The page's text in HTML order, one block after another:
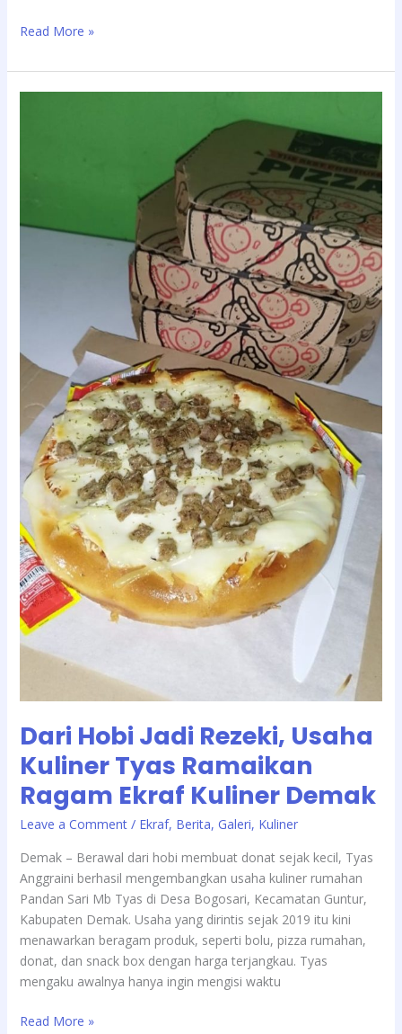
Read More »
Dari Hobi Jadi Rezeki, Usaha
Kuliner Tyas Ramaikan
Ragam Ekraf Kuliner Demak
Leave a Comment / Ekraf, Berita, Galeri, Kuliner
Demak – Berawal dari hobi membuat donat sejak kecil, Tyas
Anggraini berhasil mengembangkan usaha kuliner rumahan
Pandan Sari Mb Tyas di Desa Bogosari, Kecamatan Guntur,
Kabupaten Demak. Usaha yang dirintis sejak 2019 itu kini
menawarkan beragam produk, seperti bolu, pizza rumahan,
donat, dan snack box dengan harga terjangkau. Tyas
mengaku awalnya hanya ingin mengisi waktu
Tyas
Read More »